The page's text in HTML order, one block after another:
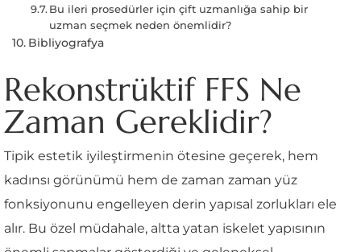
Bu ileri prosedürler için çift uzmanlığa sahip bir
uzman seçmek neden önemlidir?
Bibliyografya
Rekonstrüktif FFS Ne
Zaman Gereklidir?
Tipik estetik iyileştirmenin ötesine geçerek, hem
kadınsı görünümü hem de zaman zaman yüz
fonksiyonunu engelleyen derin yapısal zorlukları ele
alır. Bu özel müdahale, altta yatan iskelet yapısının